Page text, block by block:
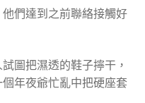
們達到之前聯絡接觸好
圖把濕透的鞋子擰干，
年夜爺忙亂中把硬座套